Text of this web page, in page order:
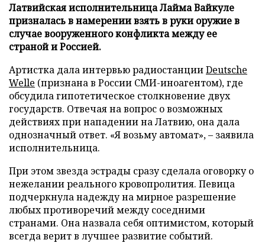
Латвийская исполнительница Лайма Вайкуле
призналась в намерении взять в руки оружие в
случае вооруженного конфликта между ее
страной и Россией.
Артистка дала интервью радиостанцииDeutsche
Welle (признана в России СМИ-иноагентом), где
обсудила гипотетическое столкновение двух
государств. Отвечая на вопрос о возможных
действиях при нападении на Латвию, она дала
однозначный ответ. «Я возьму автомат», – заявила
исполнительница.
При этом звезда эстрады сразу сделала оговорку о
нежелании реального кровопролития. Певица
подчеркнула надежду на мирное разрешение
любых противоречий между соседними
странами. Она назвала себя оптимистом, который
всегда верит в лучшее развитие событий.